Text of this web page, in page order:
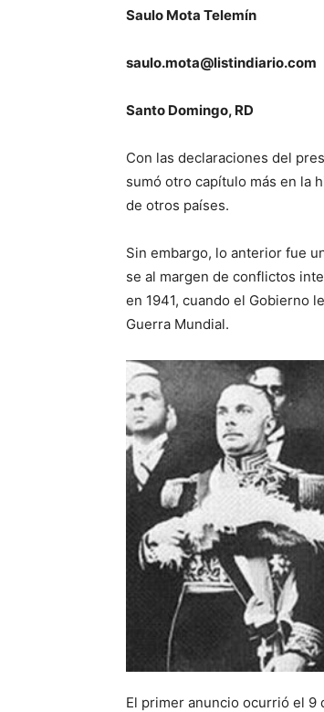
Saulo Mota Telemín
saulo.mota@listindiario.com
Santo Domingo, RD
Con las declaraciones del
sumó otro capítulo más en la
de otros países.
Sin embargo, lo ante­rior fue
se al margen de conflic­tos
en 1941, cuando el Gobierno
Guerra Mundial.
El primer anuncio ocu­rrió el 9